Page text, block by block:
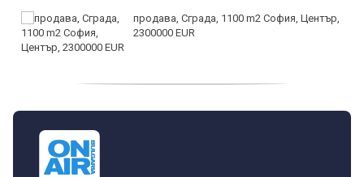
продава, Сграда, 1100 m2 София, Център,
2300000 EUR